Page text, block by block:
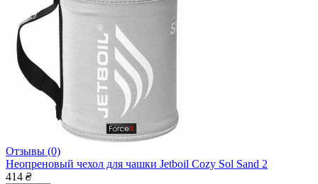
Отзывы (0)
Неопреновый чехол для чашки Jetboil Cozy Sol Sand 2
414 ₴